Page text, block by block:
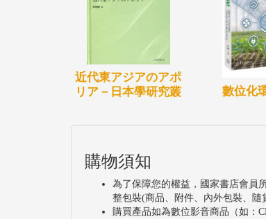
近代東アジアのアポ
リア－日本學研究叢
數位化
購物須知
為了保障您的權益，國家書店會員
整包裝(商品、附件、內外包裝、隨
購買產品如為數位影音商品（如：